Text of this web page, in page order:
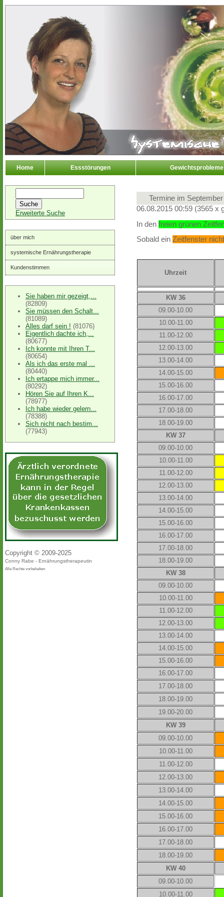
Home Essstörungen Gewichtsprobleme
Erweiterte Suche
über mich
systemische Ernährungstherapie
Kundenstimmen
Sie haben mir gezeigt,...
(82809)
Sie müssen den Schalt...
(81089)
Alles darf sein ! (81076)
Eigentlich dachte ich,...
(80677)
Ich konnte mit Ihren T...
(80654)
Als ich das erste mal ...
(80440)
Ich ertappe mich immer...
(80292)
Hören Sie auf Ihren K...
(78977)
Ich habe wieder gelern...
(78388)
Sich nicht nach bestim...
(77943)
Copyright © 2009-2025
Conny Rabe - Ernährungstherapeutin
Alle Rechte vorbehalten
Termine im September
06.08.2015 00:59 (3565 x
In den freien grünen
Sobald ein Zeitfenster
Uhrzeit
KW 36
09.00-10.00
10.00-11.00
11.00-12.00
12.00-13.00
13.00-14.00
14.00-15.00
15.00-16.00
16.00-17.00
17.00-18.00
18.00-19.00
KW 37
09.00-10.00
10.00-11.00
11.00-12.00
12.00-13.00
13.00-14.00
14.00-15.00
15.00-16.00
16.00-17.00
17.00-18.00
18.00-19.00
KW 38
09.00-10.00
10.00-11.00
11.00-12.00
12.00-13.00
13.00-14.00
14.00-15.00
15.00-16.00
16.00-17.00
17.00-18.00
18.00-19.00
19.00-20.00
KW 39
09.00-10.00
10.00-11.00
11.00-12.00
12.00-13.00
13.00-14.00
14.00-15.00
15.00-16.00
16.00-17.00
17.00-18.00
18.00-19.00
KW 40
09.00-10.00
10.00-11.00